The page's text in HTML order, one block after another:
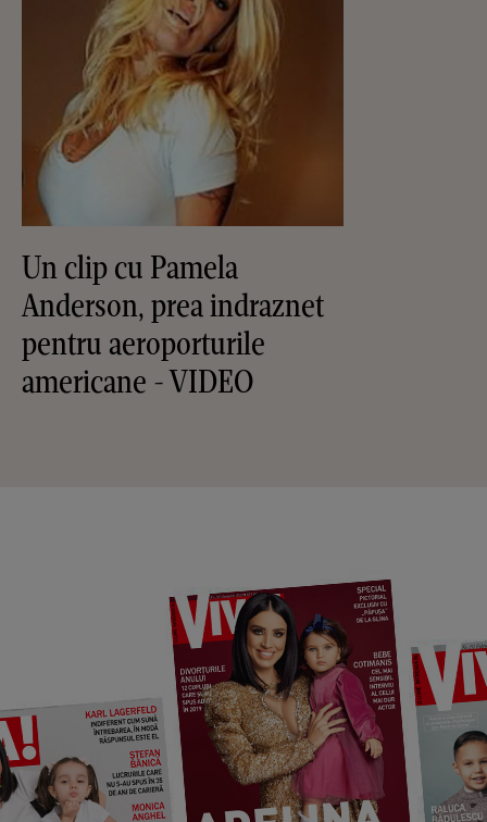
Un clip cu Pamela
Anderson, prea indraznet
pentru aeroporturile
americane - VIDEO